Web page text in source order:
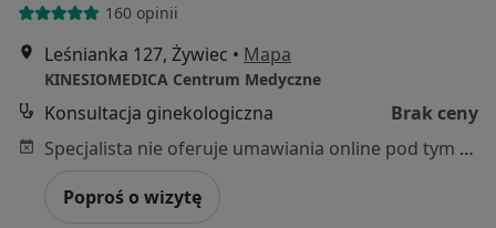
160 opinii
Leśnianka 127, Żywiec • Mapa
KINESIOMEDICA Centrum Medyczne
Konsultacja ginekologiczna
Brak ceny
Specjalista nie oferuje umawiania online pod tym adresem.
Poproś o wizytę